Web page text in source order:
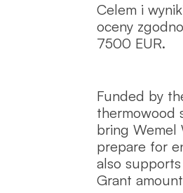
Celem i
oceny
7500 EUR.
Funded by
thermowood
bring Wemel
prepare for
also
Grant